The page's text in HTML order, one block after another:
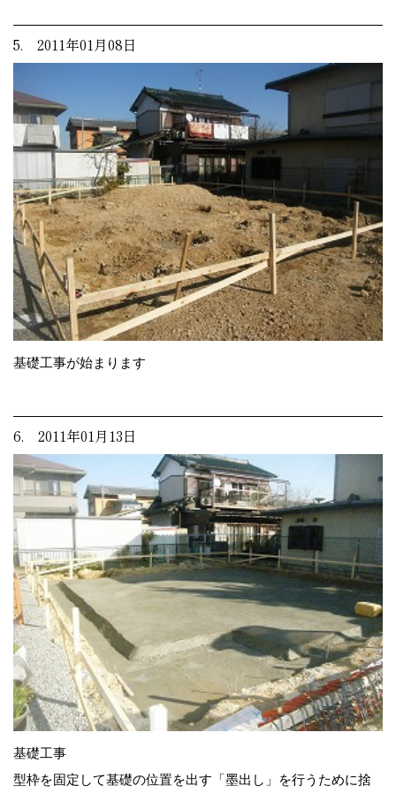
5. 2011年01月08日
基礎工事が始まります
6. 2011年01月13日
基礎工事
型枠を固定して基礎の位置を出す「墨出し」を行うために捨